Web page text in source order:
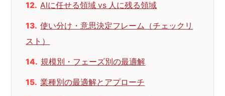
AIに任せる領域 vs 人に残る領域
使い分け・意思決定フレーム（チェックリ
スト）
規模別・フェーズ別の最適解
業種別の最適解とアプローチ